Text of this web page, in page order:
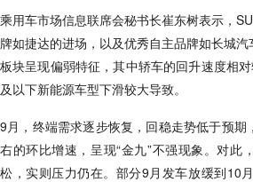
乘用车市场信息联席会秘书长崔东树表示，
牌如捷达的进场，以及优秀自主品牌如长城
板块呈现偏弱特征，其中轿车的回升速度相
及以下新能源车型下滑较大导致。
9月，终端需求逐步恢复，回稳走势低于预期
右的环比增速，呈现“金九”不强现象。对此
松，实则压力仍在。部分9月发车放缓到10